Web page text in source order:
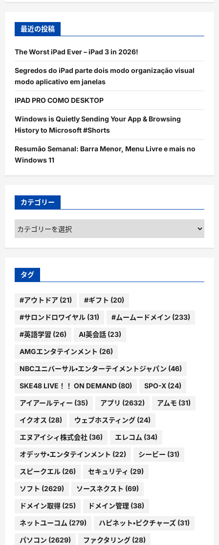
最近の投稿
The Worst iPad Ever – iPad 3 in 2026!
Segredos do iPad parte dois modo organização visual
modo aplicativo em janelas
IPAD PRO COMO DESKTOP
Windows is Quietly Sending Your App & Browsing
History to Microsoft #Shorts
Resumão Semanal: Barra Menor, Menu Livre e mais no
Windows 11
カテゴリー
カ
テ
ゴ
ー
タグ
#アウトドア (21) #ギフト (20)
#サロンドロワイヤル (31) #ムームードメイン (233)
#英語学習 (26) AI英会話 (23)
AMGエンタテインメント (26)
NBCユニバーサル・エンターテイメントジャパン (46)
SKE48 LIVE！！ ON DEMAND (80) SPO-X (24)
アイアールティー (35) アプリ (2632) アムモ (31)
イクオス (28) ウェブホスティング (24)
エヌアイシィ株式会社 (36) エレコム (34)
オデッサ・エンタテインメント (22) シービー (31)
スピークエル (26) セキュリティ (29)
ソフト (2629) ソースネクスト (69)
ドメイン取得 (25) ドメイン管理 (38)
ネットユーコム (279) ハピネット・ピクチャーズ (31)
パソコン (2629) ファクタリング (28)